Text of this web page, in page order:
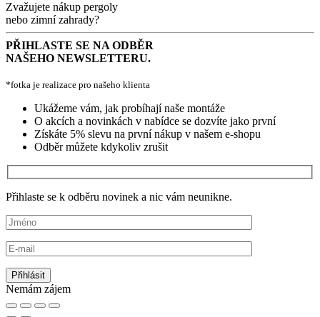
Zvažujete nákup pergoly
nebo zimní zahrady?
PŘIHLASTE SE NA ODBĚR
NAŠEHO NEWSLETTERU.
*fotka je realizace pro našeho klienta
Ukážeme vám, jak probíhají naše montáže
O akcích a novinkách v nabídce se dozvíte jako první
Získáte 5% slevu na první nákup v našem e-shopu
Odběr můžete kdykoliv zrušit
Přihlaste se k odběru novinek a nic vám neunikne.
Nemám zájem